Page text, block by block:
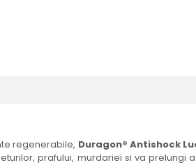
regenerabile, Duragon® Antishock
prafului, murdariei si va prelungi